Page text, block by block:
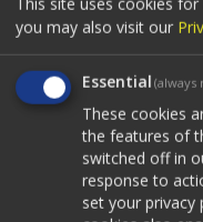
Ο κατάλογος
Δείτε τον
you may also visit our
Essential (always
These cookies
the features of
switched off in
response to
set your privacy